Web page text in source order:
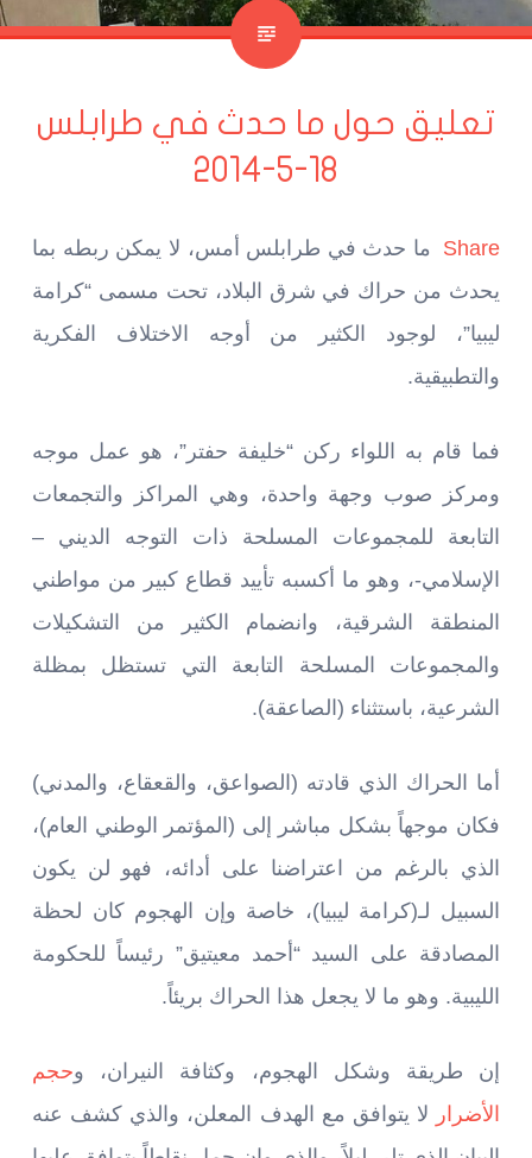
تعليق حول ما حدث في طرابلس
18-5-2014
Share ما حدث في طرابلس أمس، لا يمكن ربطه بما
يحدث من حراك في شرق البلاد، تحت مسمى “كرامة
ليبيا”، لوجود الكثير من أوجه الاختلاف الفكرية
والتطبيقية.
فما قام به اللواء ركن “خليفة حفتر”، هو عمل موجه
ومركز صوب وجهة واحدة، وهي المراكز والتجمعات
التابعة للمجموعات المسلحة ذات التوجه الديني –
الإسلامي-، وهو ما أكسبه تأييد قطاع كبير من مواطني
المنطقة الشرقية، وانضمام الكثير من التشكيلات
والمجموعات المسلحة التابعة التي تستظل بمظلة
الشرعية، باستثناء (الصاعقة).
أما الحراك الذي قادته (الصواعق، والقعقاع، والمدني)
فكان موجهاً بشكل مباشر إلى (المؤتمر الوطني العام)،
الذي بالرغم من اعتراضنا على أدائه، فهو لن يكون
السبيل لـ(كرامة ليبيا)، خاصة وإن الهجوم كان لحظة
المصادقة على السيد “أحمد معيتيق” رئيساً للحكومة
الليبية. وهو ما لا يجعل هذا الحراك بريئاً.
إن طريقة وشكل الهجوم، وكثافة النيران، وحجم
الأضرار لا يتوافق مع الهدف المعلن، والذي كشف عنه